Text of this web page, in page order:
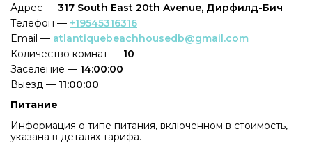
Адрес — 317 South East 20th Avenue, Дирфилд-Бич
Телефон — +19545316316
Email — atlantiquebeachhousedb@gmail.com
Количество комнат — 10
Заселение — 14:00:00
Выезд — 11:00:00
Питание
Информация о типе питания, включенном в стоимость,
указана в деталях тарифа.